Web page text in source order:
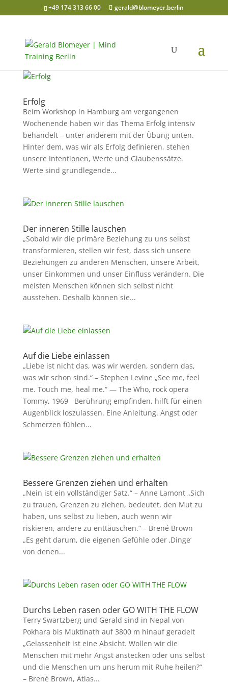
+49 174 313 66 00 gerald@blomeyer.berlin
Erfolg
Beim Workshop in Hamburg am vergangenen
Wochenende haben wir das Thema Erfolg intensiv
behandelt – unter anderem mit der Übung unten.
Hinter dem, was wir als Erfolg definieren, stehen
unsere Intentionen, Werte und Glaubenssätze.
Werte sind grundlegende...
Der inneren Stille lauschen
„Sobald wir die primäre Beziehung zu uns selbst
transformieren, stellen wir fest, dass sich unsere
Beziehungen zu anderen Menschen, unsere Arbeit,
unser Einkommen und unser Einfluss verändern. Die
meisten Menschen können sich selbst nicht
ausstehen. Deshalb können sie...
Auf die Liebe einlassen
„Liebe ist nicht das, was wir werden, sondern das,
was wir schon sind.“ – Stephen Levine „See me, feel
me. Touch me, heal me.“ — The Who, rock opera
Tommy, 1969 Berührung empfinden, hilft für einen
Augenblick loszulassen. Eine Anleitung. Angst oder
Schmerzen fühlen...
Bessere Grenzen ziehen und erhalten
„Nein ist ein vollständiger Satz.“ – Anne Lamont „Sich
zu trauen, Grenzen zu ziehen, bedeutet, den Mut zu
haben, uns selbst zu lieben, auch wenn wir
riskieren, andere zu enttäuschen.“ – Brené Brown
„Es geht darum, die eigenen Gefühle oder ‚Dinge‘
von denen...
Durchs Leben rasen oder GO WITH THE FLOW
Terry Swartzberg und Gerald sind in Nepal von
Pokhara bis Muktinath auf 3800 m hinauf geradelt
„Gelassenheit ist eine Absicht. Wollen wir die
Menschen mit mehr Angst anstecken oder uns selbst
und die Menschen um uns herum mit Ruhe heilen?“
– Brené Brown, Atlas...